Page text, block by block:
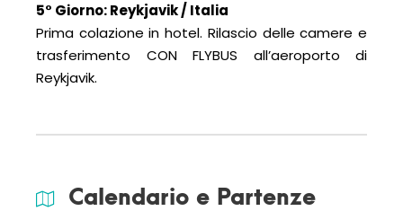
5° Giorno: Reykjavik / Italia
Prima colazione in hotel. Rilascio delle camere e
trasferimento CON FLYBUS all’aeroporto di
Reykjavik.
Calendario e Partenze